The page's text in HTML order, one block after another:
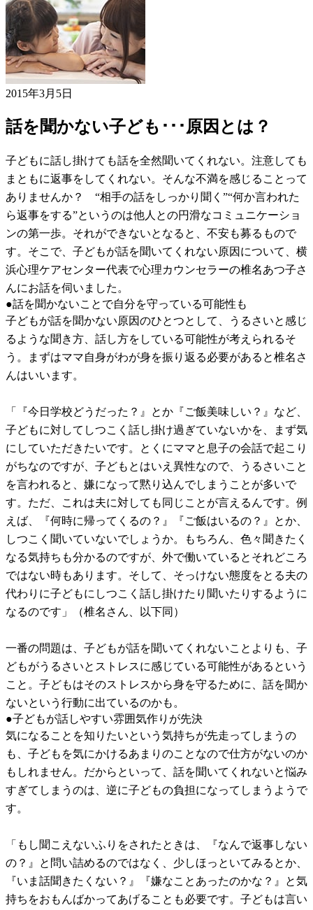
2015年3月5日
話を聞かない子ども･･･原因とは？
子どもに話し掛けても話を全然聞いてくれない。注意しても
まともに返事をしてくれない。そんな不満を感じることって
ありませんか？ “相手の話をしっかり聞く”“何か言われた
ら返事をする”というのは他人との円滑なコミュニケーショ
ンの第一歩。それができないとなると、不安も募るもので
す。そこで、子どもが話を聞いてくれない原因について、横
浜心理ケアセンター代表で心理カウンセラーの椎名あつ子さ
んにお話を伺いました。
●話を聞かないことで自分を守っている可能性も
子どもが話を聞かない原因のひとつとして、うるさいと感じ
るような聞き方、話し方をしている可能性が考えられるそ
う。まずはママ自身がわが身を振り返る必要があると椎名さ
んはいいます。
「『今日学校どうだった？』とか『ご飯美味しい？』など、
子どもに対してしつこく話し掛け過ぎていないかを、まず気
にしていただきたいです。とくにママと息子の会話で起こり
がちなのですが、子どもとはいえ異性なので、うるさいこと
を言われると、嫌になって黙り込んでしまうことが多いで
す。ただ、これは夫に対しても同じことが言えるんです。例
えば、『何時に帰ってくるの？』『ご飯はいるの？』とか、
しつこく聞いていないでしょうか。もちろん、色々聞きたく
なる気持ちも分かるのですが、外で働いているとそれどころ
ではない時もあります。そして、そっけない態度をとる夫の
代わりに子どもにしつこく話し掛けたり聞いたりするように
なるのです」（椎名さん、以下同）
一番の問題は、子どもが話を聞いてくれないことよりも、子
どもがうるさいとストレスに感じている可能性があるという
こと。子どもはそのストレスから身を守るために、話を聞か
ないという行動に出ているのかも。
●子どもが話しやすい雰囲気作りが先決
気になることを知りたいという気持ちが先走ってしまうの
も、子どもを気にかけるあまりのことなので仕方がないのか
もしれません。だからといって、話を聞いてくれないと悩み
すぎてしまうのは、逆に子どもの負担になってしまうようで
す。
「もし聞こえないふりをされたときは、『なんで返事しない
の？』と問い詰めるのではなく、少しほっといてみるとか、
『いま話聞きたくない？』『嫌なことあったのかな？』と気
持ちをおもんばかってあげることも必要です。子どもは言い